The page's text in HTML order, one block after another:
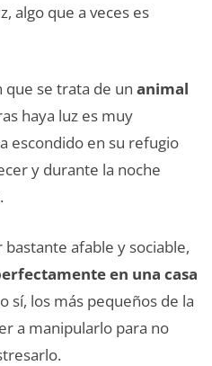
algo que a veces es
que se trata de un animal
haya luz es muy
escondido en su refugio
y durante la noche
afable y sociable,
en una casa
sí, los más pequeños de la
a manipularlo para no